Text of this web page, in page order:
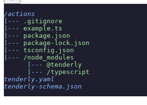
/actions
---
.gitignore
---
example.ts
---
package.json
---
package-lock.json
---
tsconfig.json
---
/node_modules
---
@tenderly
---
/typescript
tenderly.yaml
tenderly-schema.json